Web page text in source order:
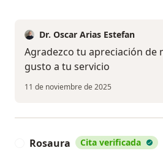
Dr. Oscar Arias Estefan
Agradezco tu apreciación de
gusto a tu servicio
11 de noviembre de 2025
Rosaura Cita verificada